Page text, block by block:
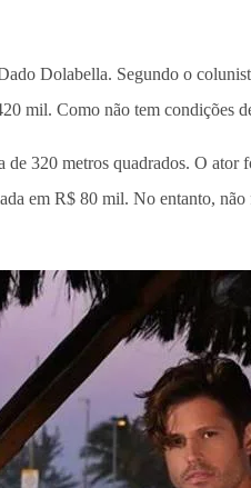
Dolabella. Segundo o
mil. Como não tem condições
320 metros quadrados. O ator
em R$ 80 mil. No entanto,